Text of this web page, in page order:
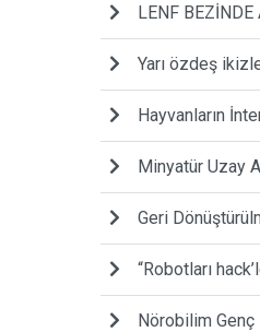
LENF
Yarı özdeş
Hayvanların
Minyatür Uzay
Geri
“Robotları
Nörobilim Genç